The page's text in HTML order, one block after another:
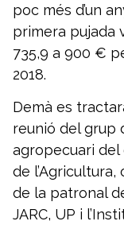
poc més d’un
primera pujada
735,9 a 900 €
2018.
Demà es
reunió del grup
agropecuari del
de
de la patronal
JARC, UP i